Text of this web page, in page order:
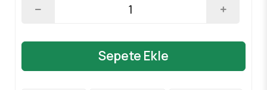
Sepete Ekle